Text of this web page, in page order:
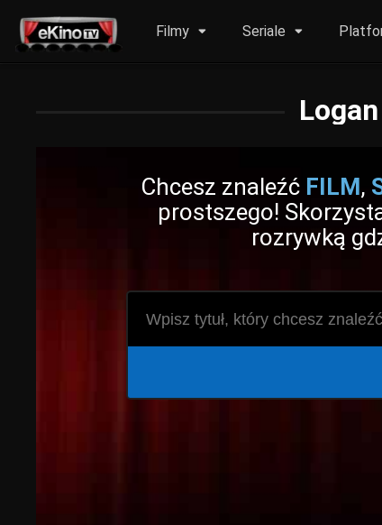
Filmy Seriale
Chcesz znaleźć FILM,
prostszego!
rozrywką